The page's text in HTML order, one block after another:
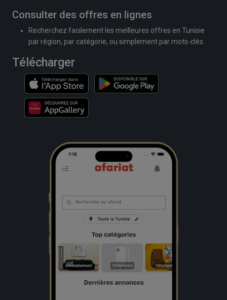
Consulter des offres en lignes
Recherchez facilement les meilleures offres en Tunisie
par région, par catégorie, ou simplement par mots-clés.
Télécharger